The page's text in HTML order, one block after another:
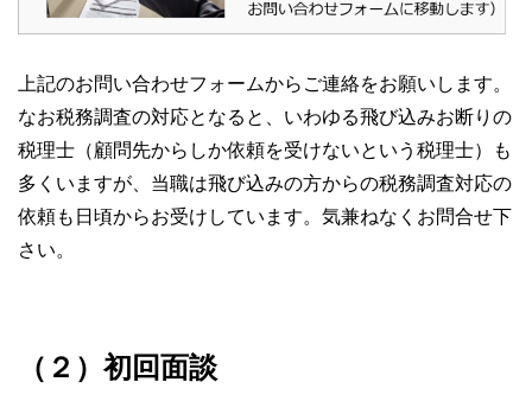
上記のお問い合わせフォームからご連絡をお願いします。
なお税務調査の対応となると、いわゆる飛び込みお断りの
税理士（顧問先からしか依頼を受けないという税理士）も
多くいますが、当職は飛び込みの方からの税務調査対応の
依頼も日頃からお受けしています。気兼ねなくお問合せ下
さい。
（２）初回面談